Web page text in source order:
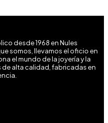
desde 1968 en Nules
somos, llevamos el oficio en
el mundo de la joyería y la
alta calidad, fabricadas en